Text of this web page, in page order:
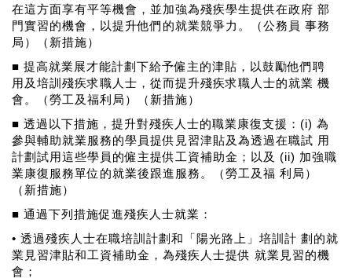
在這方面享有平等機會，並加強為殘疾學生提供在政府 部
門實習的機會，以提升他們的就業競爭力。（公務員 事務
局）（新措施）
■ 提高就業展才能計劃下給予僱主的津貼，以鼓勵他們聘
用及培訓殘疾求職人士，從而提升殘疾求職人士的就業 機
會。（勞工及福利局）（新措施）
■ 透過以下措施，提升對殘疾人士的職業康復支援：(i) 為
參與輔助就業服務的學員提供見習津貼及為透過在職試 用
計劃試用這些學員的僱主提供工資補助金；以及 (ii) 加強職
業康復服務單位的就業後跟進服務。（勞工及福 利局）
（新措施）
■ 通過下列措施促進殘疾人士就業：
• 透過殘疾人士在職培訓計劃和「陽光路上」培訓計 劃的就
業見習津貼和工資補助金，為殘疾人士提供 就業見習的機
會；